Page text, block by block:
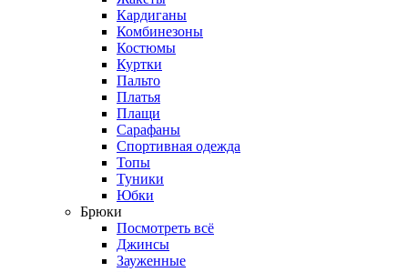
Кардиганы
Комбинезоны
Костюмы
Куртки
Пальто
Платья
Плащи
Сарафаны
Спортивная одежда
Топы
Туники
Юбки
Брюки
Посмотреть всё
Джинсы
Зауженные